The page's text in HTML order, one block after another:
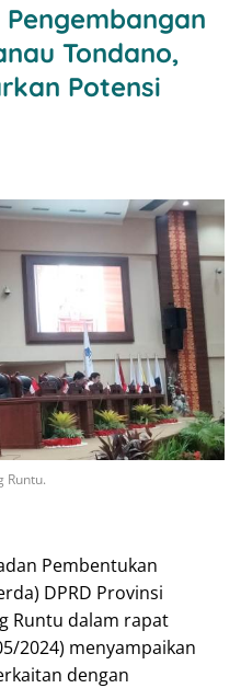
Tondano,
Potensi
Runtu.
Pembentukan
DPRD Provinsi
Runtu dalam rapat
2024) menyampaikan
dengan